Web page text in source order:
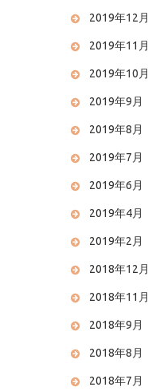
2019年12月
2019年11月
2019年10月
2019年9月
2019年8月
2019年7月
2019年6月
2019年4月
2019年2月
2018年12月
2018年11月
2018年9月
2018年8月
2018年7月